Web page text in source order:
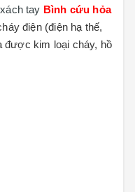
xách tay Bình cứu hỏa
điện (điện hạ thế,
được kim loại cháy, hồ